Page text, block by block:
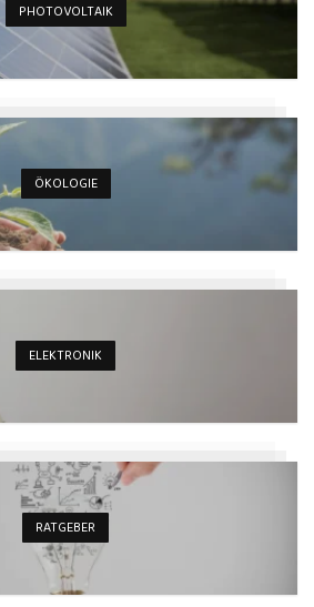
PHOTOVOLTAIK
ÖKOLOGIE
ELEKTRONIK
RATGEBER